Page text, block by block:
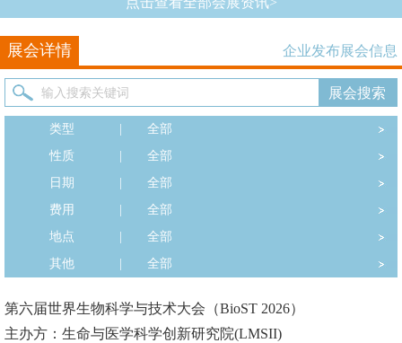
展会详情 企业发布展会信息
类型
全部
性质
全部
日期
全部
费用
全部
地点
全部
其他
全部
第六届世界生物科学与技术大会（BioST 2026）
主办方：生命与医学科学创新研究院(LMSII)